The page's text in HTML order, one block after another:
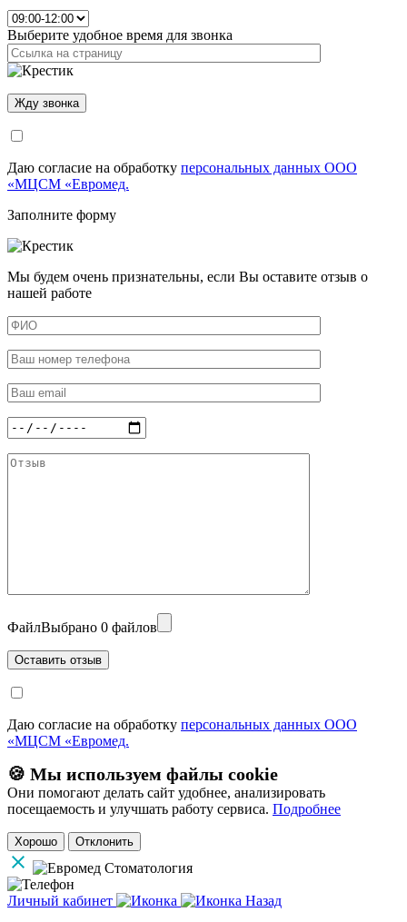
Выберите удобное время для звонка
Даю согласие на обработку персональных данных ООО
«МЦСМ «Евромед.
Заполните форму
Мы будем очень признательны, если Вы оставите отзыв о
нашей работе
ФайлВыбрано 0 файлов
Даю согласие на обработку персональных данных ООО
«МЦСМ «Евромед.
🍪 Мы используем файлы cookie
Они помогают делать сайт удобнее, анализировать
посещаемость и улучшать работу сервиса. Подробнее
Хорошо Отклонить
Личный кабинет
Назад